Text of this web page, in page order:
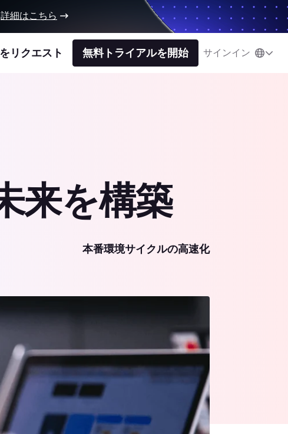
リクエスト 無料トライアルを開始 サインイン
詳細はこちら
来を構築
本番環境サイクルの高速化